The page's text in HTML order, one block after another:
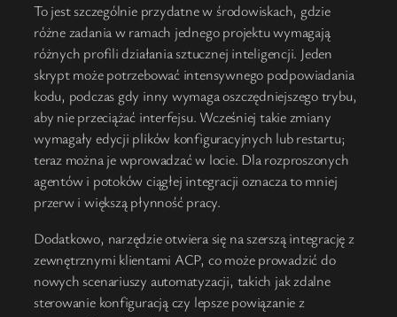
To jest szczególnie przydatne w środowiskach, gdzie
różne zadania w ramach jednego projektu wymagają
różnych profili działania sztucznej inteligencji. Jeden
skrypt może potrzebować intensywnego podpowiadania
kodu, podczas gdy inny wymaga oszczędniejszego trybu,
aby nie przeciążać interfejsu. Wcześniej takie zmiany
wymagały edycji plików konfiguracyjnych lub restartu;
teraz można je wprowadzać w locie. Dla rozproszonych
agentów i potoków ciągłej integracji oznacza to mniej
przerw i większą płynność pracy.
Dodatkowo, narzędzie otwiera się na szerszą integrację z
zewnętrznymi klientami ACP, co może prowadzić do
nowych scenariuszy automatyzacji, takich jak zdalne
sterowanie konfiguracją czy lepsze powiązanie z